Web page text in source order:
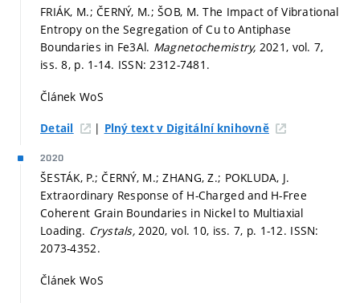
FRIÁK, M.; ČERNÝ, M.; ŠOB, M. The Impact of Vibrational
Entropy on the Segregation of Cu to Antiphase
Boundaries in Fe3Al. Magnetochemistry, 2021, vol. 7,
iss. 8, p. 1-14. ISSN: 2312-7481.
Článek WoS
Detail | Plný text v Digitální knihovně
2020
ŠESTÁK, P.; ČERNÝ, M.; ZHANG, Z.; POKLUDA, J.
Extraordinary Response of H-Charged and H-Free
Coherent Grain Boundaries in Nickel to Multiaxial
Loading. Crystals,2020, vol. 10, iss. 7, p. 1-12. ISSN:
2073-4352.
Článek WoS